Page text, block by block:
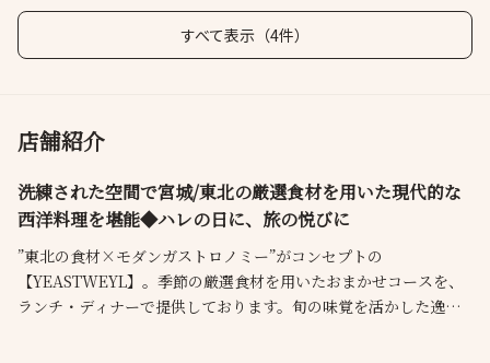
すべて表示（4件）
店舗紹介
洗練された空間で宮城/東北の厳選食材を用いた現代的な
西洋料理を堪能◆ハレの日に、旅の悦びに
”東北の食材×モダンガストロノミー”がコンセプトの
【YEASTWEYL】。季節の厳選食材を用いたおまかせコースを、
ランチ・ディナーで提供しております。旬の味覚を活かした逸品